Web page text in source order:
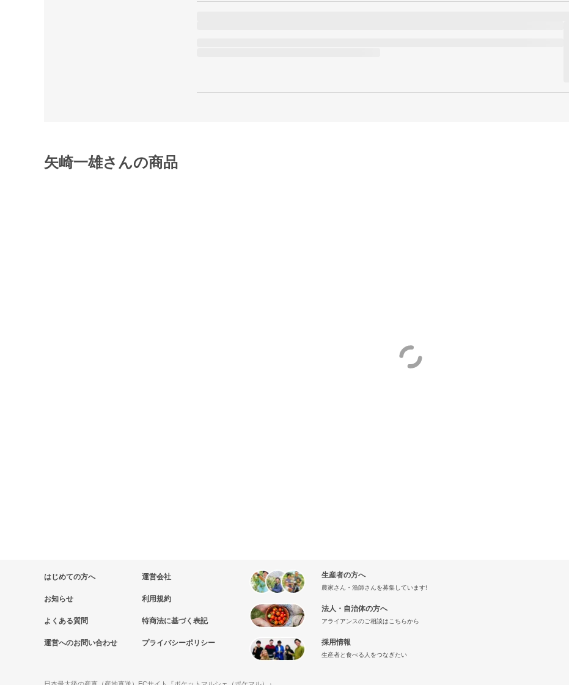
矢崎一雄さんの商品
はじめての方へ
お知らせ
よくある質問
運営へのお問い合わせ
運営会社
利用規約
特商法に基づく表記
プライバシーポリシー
生産者の方へ
農家さん・漁師さんを募集しています!
法人・自治体の方へ
アライアンスのご相談はこちらから
採用情報
生産者と食べる人をつなぎたい